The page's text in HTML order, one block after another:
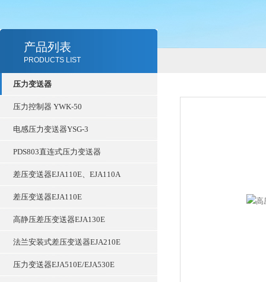
产品列表
PRODUCTS LIST
压力变送器
压力控制器 YWK-50
电感压力变送器YSG-3
PDS803直连式压力变送器
差压变送器EJA110E、EJA110A
差压变送器EJA110E
高静压差压变送器EJA130E
法兰安装式差压变送器EJA210E
压力变送器EJA510E/EJA530E